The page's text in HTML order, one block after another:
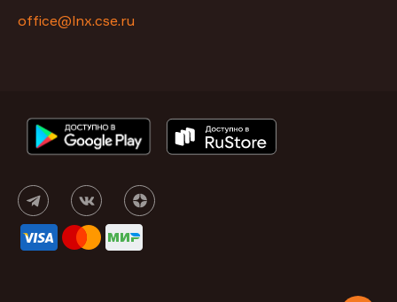
office@lnx.cse.ru